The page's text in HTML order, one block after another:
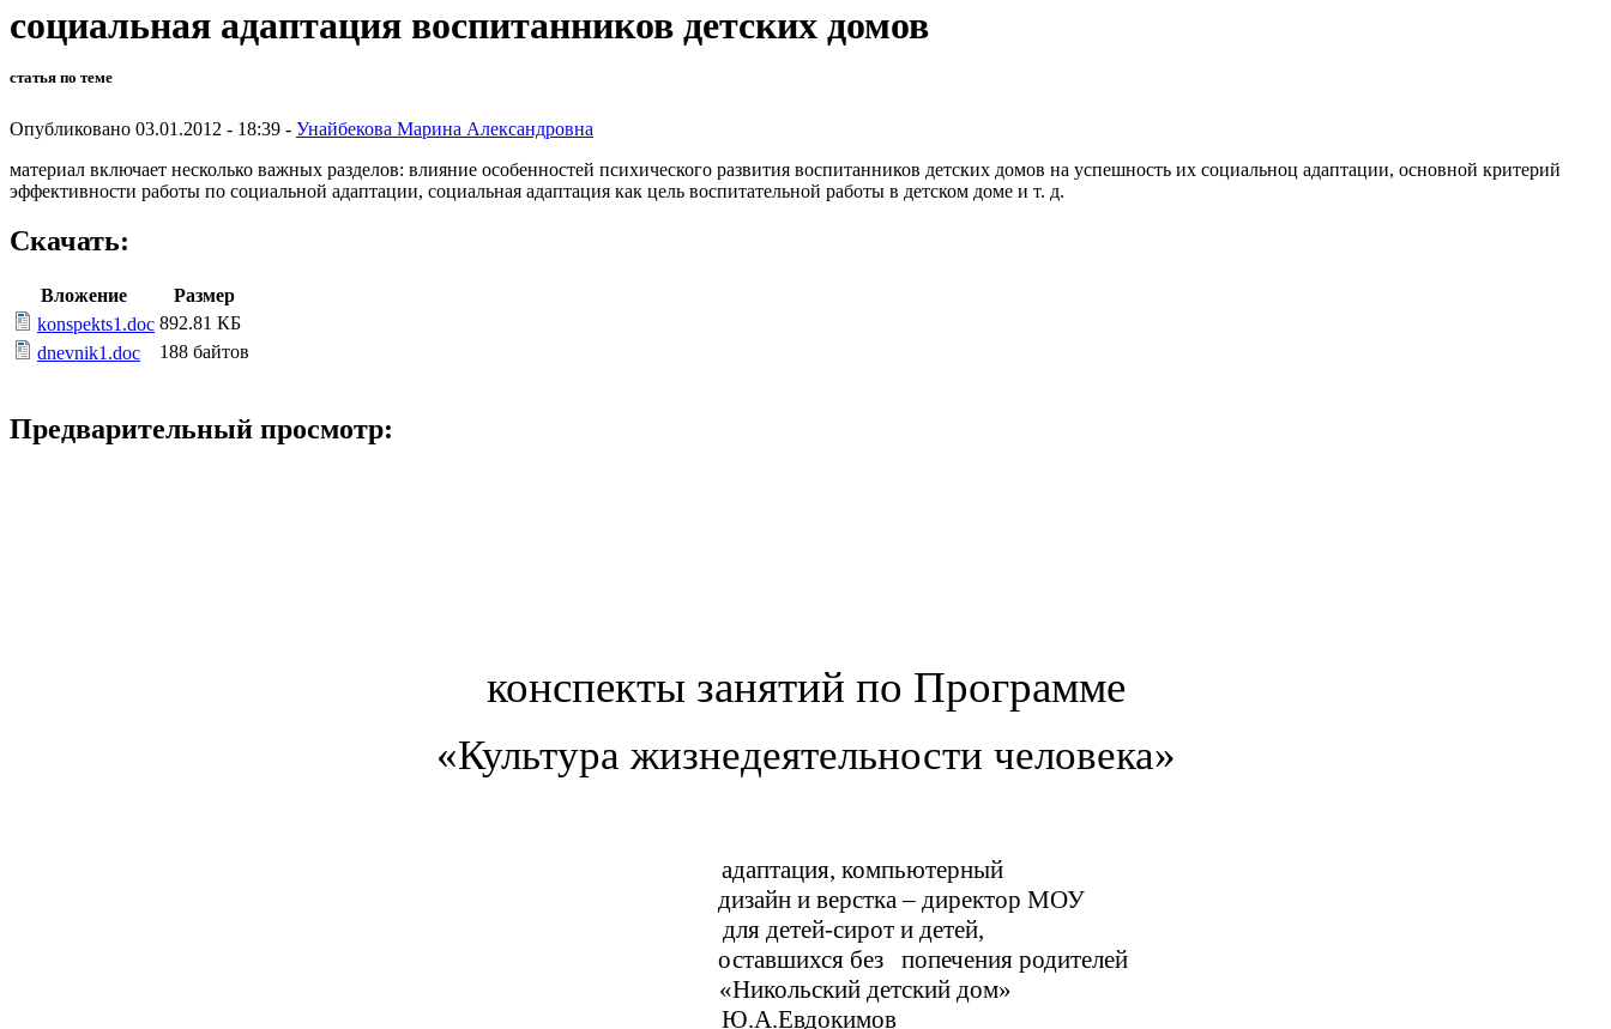
социальная адаптация воспитанников детских домов
статья по теме
Опубликовано 03.01.2012 - 18:39 - Унайбекова Марина Александровна
материал включает несколько важных разделов: влияние особенностей психического развития воспитанников детских домов на успешность их социальноц адаптации, основной критерий
эффективности работы по социальной адаптации, социальная адаптация как цель воспитательной работы в детском доме и т. д.
Скачать:
Вложение
Размер
konspekts1.doc 892.81 КБ
dnevnik1.doc
188 байтов
Предварительный просмотр:
конспекты занятий по Программе
«Культура жизнедеятельности человека»
адаптация, компьютерный
дизайн и верстка – директор МОУ
для детей-сирот и детей,
оставшихся без попечения родителей
«Никольский детский дом»
Ю.А.Евдокимов